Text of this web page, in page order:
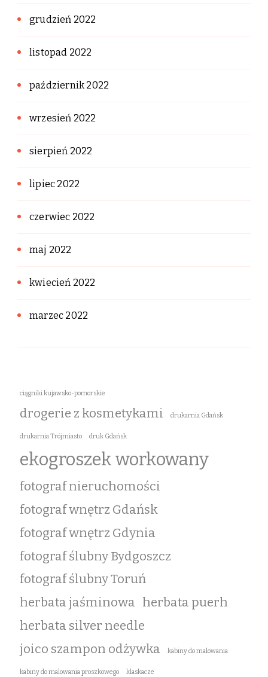
grudzień 2022
listopad 2022
październik 2022
wrzesień 2022
sierpień 2022
lipiec 2022
czerwiec 2022
maj 2022
kwiecień 2022
marzec 2022
ciągniki kujawsko-pomorskie
drogerie z kosmetykami drukarnia Gdańsk
drukarnia Trójmiasto druk Gdańsk
ekogroszek workowany
fotograf nieruchomości
fotograf wnętrz Gdańsk
fotograf wnętrz Gdynia
fotograf ślubny Bydgoszcz
fotograf ślubny Toruń
herbata jaśminowa herbata puerh
herbata silver needle
joico szampon odżywka
kabiny do malowania
kabiny do malowania proszkowego klaskacze